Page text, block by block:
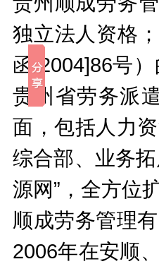
独立法人资格
函[2004]86号
贵州省劳务派
面，包括人力
综合部、业务
源网”，全方位
顺成劳务管理
2006年在安顺